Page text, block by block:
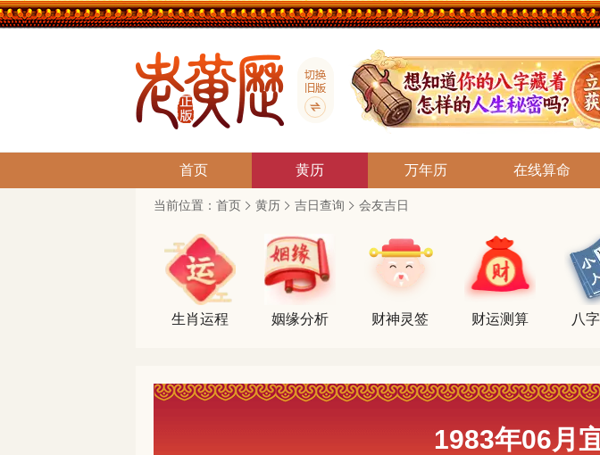
首页 黄历 万年历 在线算命
当前位置： 首页 黄历 吉日查询 会友吉日
生肖运程 姻缘分析 财神灵签 财运测算 八
1983年06月